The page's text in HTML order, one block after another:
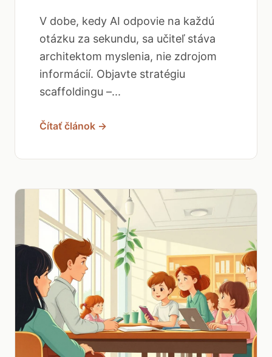
V dobe, kedy AI odpovie na každú
otázku za sekundu, sa učiteľ stáva
architektom myslenia, nie zdrojom
informácií. Objavte stratégiu
scaffoldingu –...
Čítať článok →